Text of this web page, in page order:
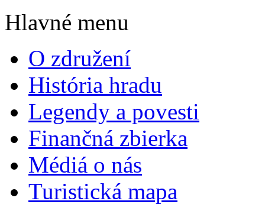
Hlavné menu
O združení
História hradu
Legendy a povesti
Finančná zbierka
Médiá o nás
Turistická mapa